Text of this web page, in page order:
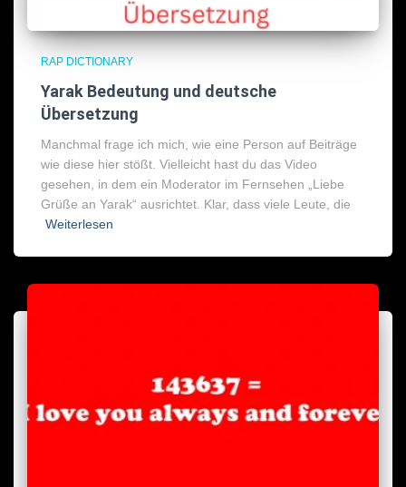
RAP DICTIONARY
Yarak Bedeutung und deutsche
Übersetzung
Manchmal frage ich mich, wie eine Person auf Beiträge
wie diese hier stößt. Vielleicht hast du das Video
gesehen, in dem ein Moderator im Fernsehen „Liebe
Grüße an Yarak“ ausrichtet. Klar, dass viele Leute, die
Weiterlesen